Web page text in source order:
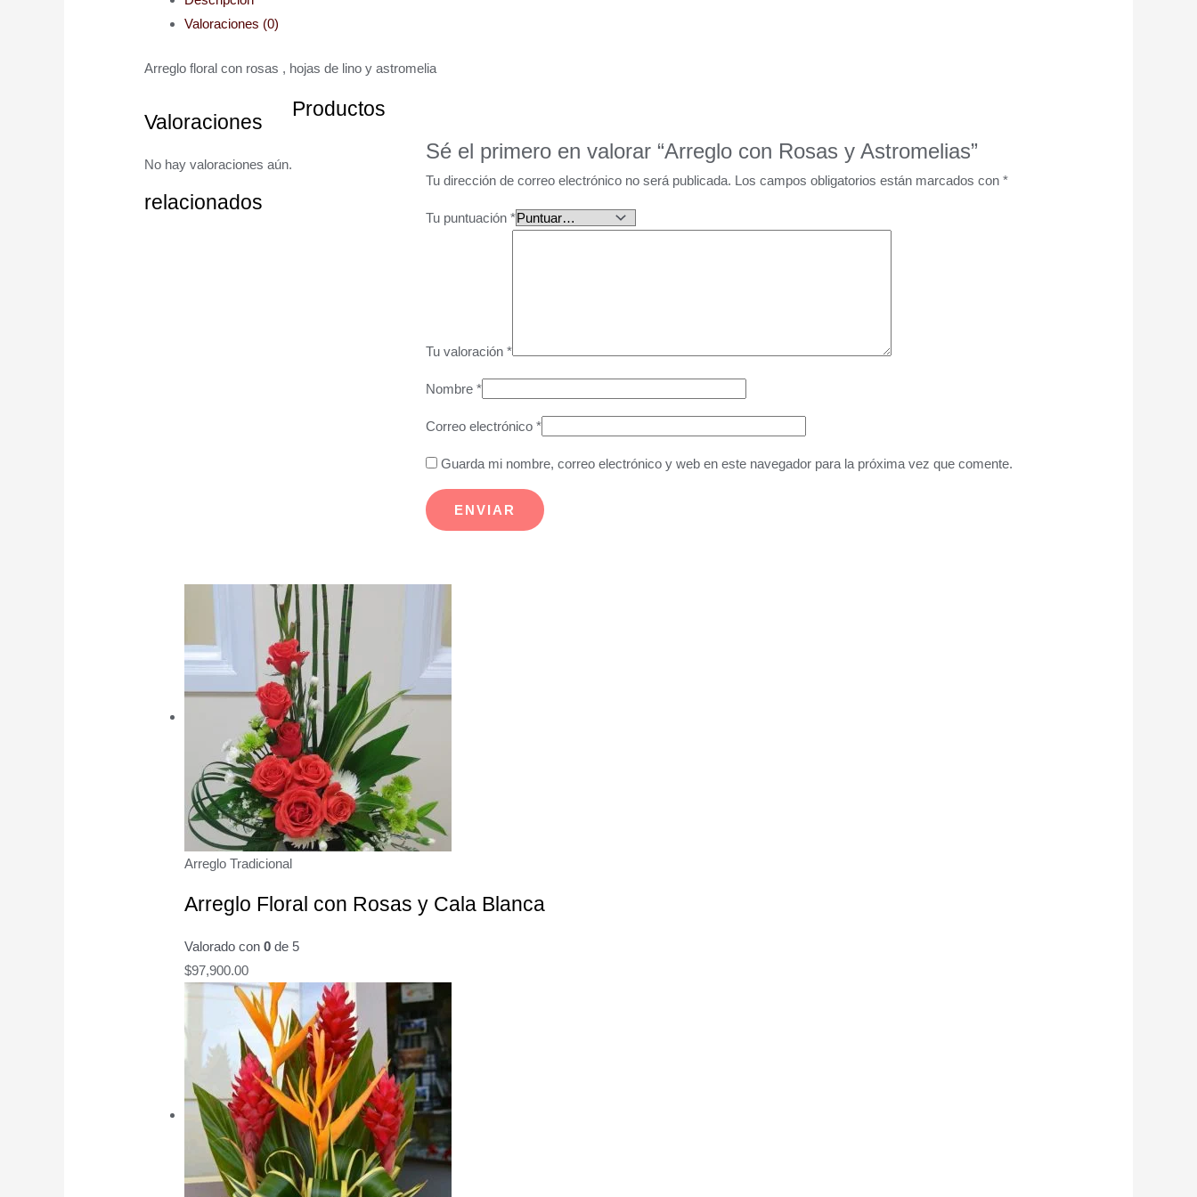
Valoraciones (0)
Arreglo floral con rosas , hojas de lino y astromelia
Valoraciones
No hay valoraciones aún.
Sé el primero en valorar “Arreglo con Rosas y Astromelias”
Tu dirección de correo electrónico no será publicada. Los campos obligatorios están marcados con *
Tu puntuación *
Tu valoración *
Nombre *
Correo electrónico *
Guarda mi nombre, correo electrónico y web en este navegador para la próxima vez que comente.
Productos
relacionados
Arreglo Tradicional
Arreglo Floral con Rosas y Cala Blanca
Valorado con 0 de 5
$97,900.00